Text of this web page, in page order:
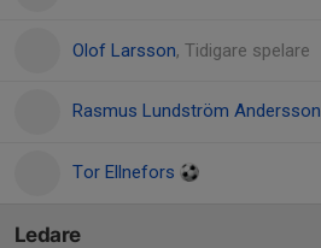
Olof Larsson, Tidigare spelare
Rasmus Lundström Andersson
Tor Ellnefors
Ledare